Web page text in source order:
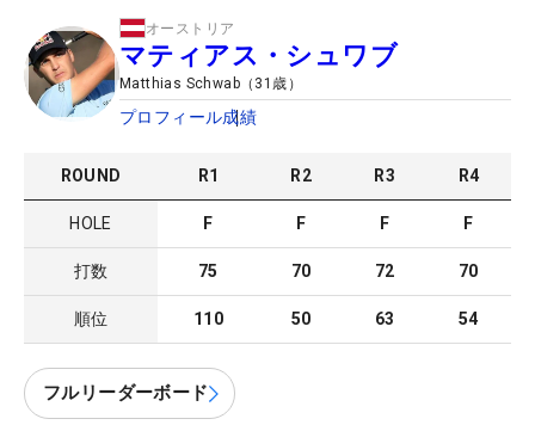
オーストリア
マティアス・シュワブ
Matthias Schwab （ 31 歳）
プロフィール成績
ROUND R1 R2 R3 R4
HOLE F F F F
打数 75 70 72 70
順位 110 50 63 54
フルリーダーボード